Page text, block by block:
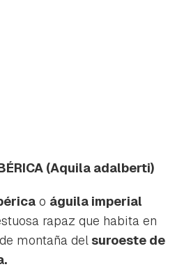
(Aquila adalberti)
o águila imperial
rapaz que habita en
montaña del suroeste de